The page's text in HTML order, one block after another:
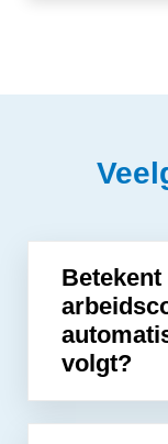
Betekent
volgt?